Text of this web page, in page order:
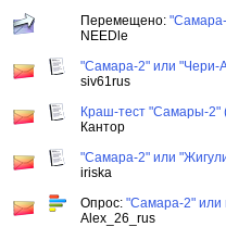
Перемещено:
NEEDle
"Самара-2" или "Чери-
siv61rus
Краш-тест "Самары-2"
Кантор
"Самара-2" или
iriska
Опрос: "Самара-2" или
Alex_26_rus